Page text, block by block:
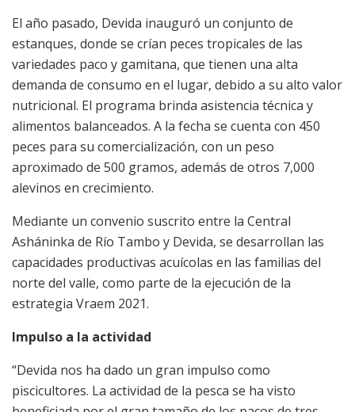
El año pasado, Devida inauguró un conjunto de
estanques, donde se crían peces tropicales de las
variedades paco y gamitana, que tienen una alta
demanda de consumo en el lugar, debido a su alto valor
nutricional. El programa brinda asistencia técnica y
alimentos balanceados. A la fecha se cuenta con 450
peces para su comercialización, con un peso
aproximado de 500 gramos, además de otros 7,000
alevinos en crecimiento.
Mediante un convenio suscrito entre la Central
Asháninka de Río Tambo y Devida, se desarrollan las
capacidades productivas acuícolas en las familias del
norte del valle, como parte de la ejecución de la
estrategia Vraem 2021.
Impulso a la actividad
“Devida nos ha dado un gran impulso como
piscicultores. La actividad de la pesca se ha visto